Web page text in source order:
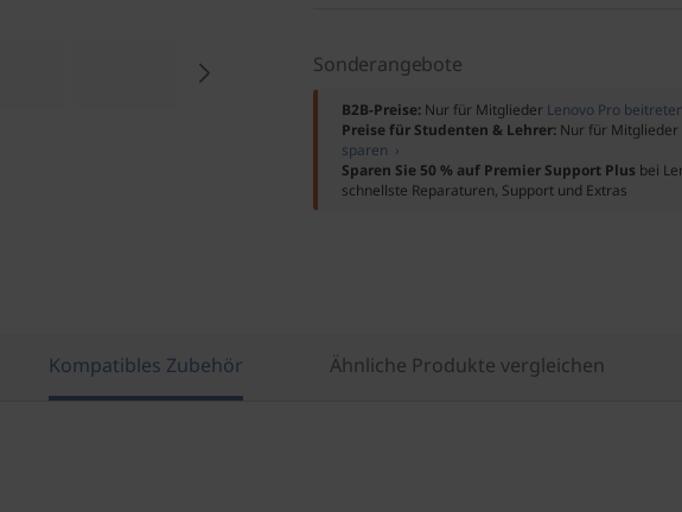
Sonderangebote
B2B-Preise: Nur für Mitglieder Lenovo Pro
Preise für Studenten & Lehrer: Nur für Mitglieder
sparen ›
Sparen Sie 50 % auf Premier Support Plus bei
schnellste Reparaturen, Support und Extras
Kompatibles Zubehör Ähnliche Produkte vergleichen